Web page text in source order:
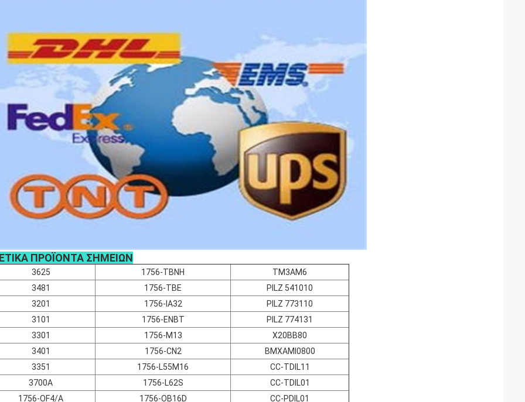
ΠΡΟΪΟΝΤΑ ΣΗΜΕΙΩΝ
3625 1756-TBNH
TM3AM6
3481
1756-TBE
PILZ 541010
3201
1756-IA32
PILZ 773110
3101
1756-ENBT
PILZ 774131
3301
1756-M13
X20BB80
3401
1756-CN2
BMXAMI0800
3351
1756-L55M16
CC-TDIL11
3700A
1756-L62S
CC-TDIL01
1756-OF4/A
1756-OB16D CC-PDIL01